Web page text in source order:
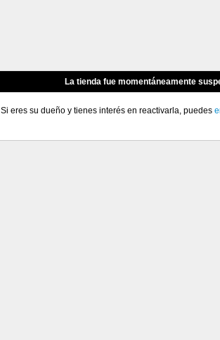
La tienda fue momentáneamente
Si eres su dueño y tienes interés en reactivarla, puedes